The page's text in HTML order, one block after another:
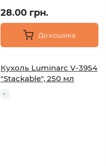
28.00 грн.
До кошика
Кухоль Luminarc V-3954
"Stackable", 250 мл